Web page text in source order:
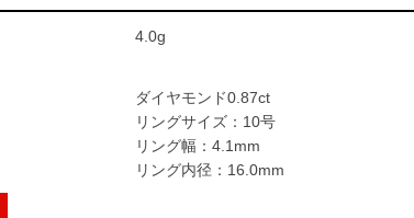
4.0g
ダイヤモンド0.87ct
リングサイズ：10号
リング幅：4.1mm
リング内径：16.0mm